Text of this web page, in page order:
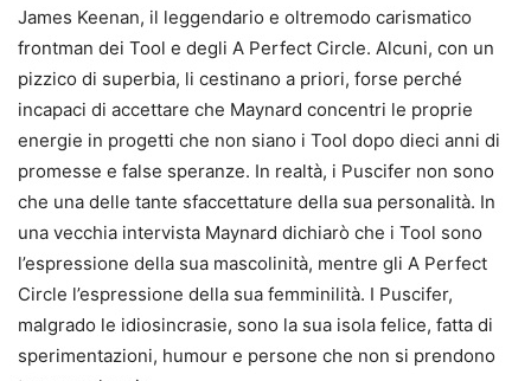
James Keenan, il leggendario e oltremodo carismatico
frontman dei Tool e degli A Perfect Circle. Alcuni, con un
pizzico di superbia, li cestinano a priori, forse perché
incapaci di accettare che Maynard concentri le proprie
energie in progetti che non siano i Tool dopo dieci anni di
promesse e false speranze. In realtà, i Puscifer non sono
che una delle tante sfaccettature della sua personalità. In
una vecchia intervista Maynard dichiarò che i Tool sono
l’espressione della sua mascolinità, mentre gli A Perfect
Circle l’espressione della sua femminilità. I Puscifer,
malgrado le idiosincrasie, sono la sua isola felice, fatta di
sperimentazioni, humour e persone che non si prendono